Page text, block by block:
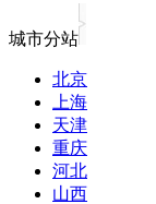
城市分站
北京
上海
天津
重庆
河北
山西